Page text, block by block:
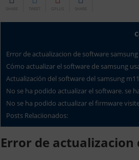
SHARE TWEET GPLUS SHARE
Error de actualizacion de software samsung
Cómo actualizar el software de samsung
Actualización del software del samsung m11
No se ha podido actualizar el software.
No se ha podido actualizar el firmware
Posts Relaciionados:
Error de